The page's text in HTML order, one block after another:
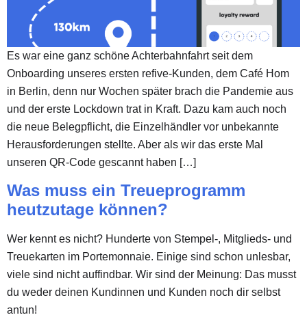
Es war eine ganz schöne Achterbahnfahrt seit dem
Onboarding unseres ersten refive-Kunden, dem Café Hom
in Berlin, denn nur Wochen später brach die Pandemie aus
und der erste Lockdown trat in Kraft. Dazu kam auch noch
die neue Belegpflicht, die Einzelhändler vor unbekannte
Herausforderungen stellte. Aber als wir das erste Mal
unseren QR-Code gescannt haben […]
Was muss ein Treueprogramm
heutzutage können?
Wer kennt es nicht? Hunderte von Stempel-, Mitglieds- und
Treuekarten im Portemonnaie. Einige sind schon unlesbar,
viele sind nicht auffindbar. Wir sind der Meinung: Das musst
du weder deinen Kundinnen und Kunden noch dir selbst
antun!